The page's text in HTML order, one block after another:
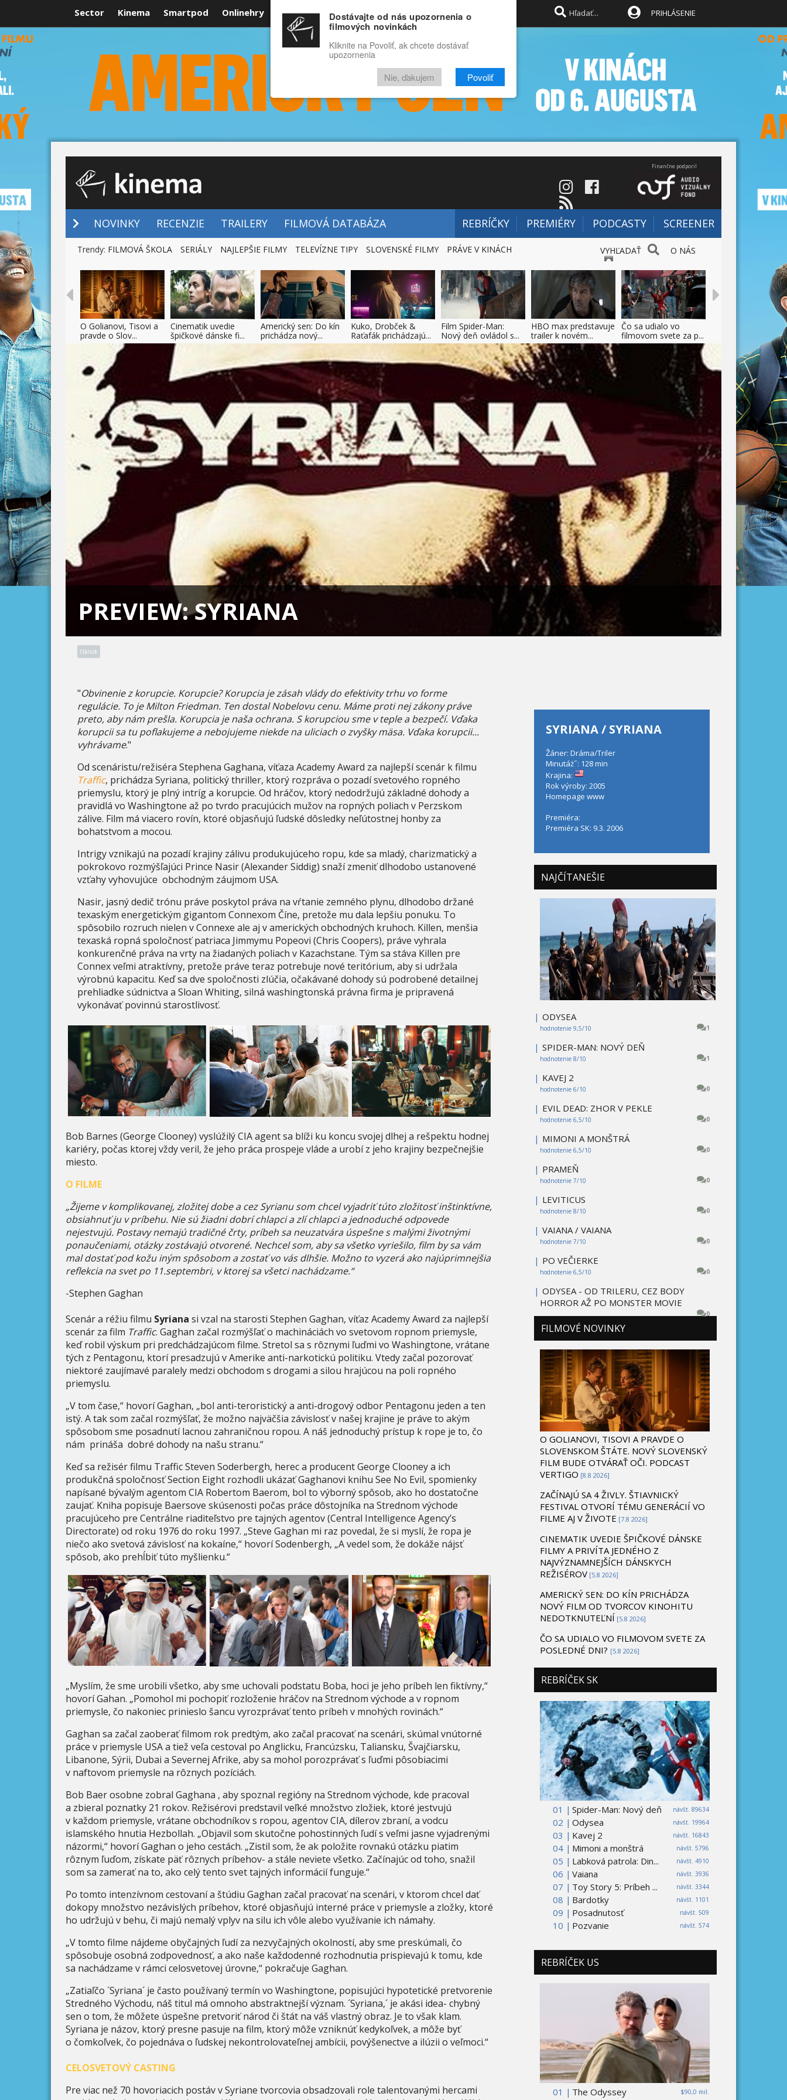
Sector Kinema Smartpod Onlinehry Rozprávky Funny Docu
RECENZIE VIDEÁ FILMY
PRIHLÁSENIE
Finančne podporil
NOVINKY RECENZIE TRAILERY FILMOVÁ DATABÁZA REBRÍČKY PREMIÉRY PODCASTY SCREENER
VYHĽADAŤ O NÁS
Trendy: FILMOVÁ ŠKOLA SERIÁLY NAJLEPŠIE FILMY TELEVÍZNE TIPY SLOVENSKÉ FILMY PRÁVE V KINÁCH
O Golianovi, Tisovi a
pravde o Slov...
Cinematik uvedie
špičkové dánske fi...
Americký sen: Do kín
prichádza nový...
Kuko, Drobček &
Raťafák prichádzajú...
Film Spider-Man:
Nový deň ovládol s...
HBO max predstavuje
trailer k novém...
Čo sa udialo vo
filmovom svete za p...
PREVIEW: SYRIANA
článok
"Obvinenie z korupcie. Korupcie? Korupcia je zásah vlády do efektivity trhu vo forme
regulácie. To je Milton Friedman. Ten dostal Nobelovu cenu. Máme proti nej zákony práve
preto, aby nám prešla. Korupcia je naša ochrana. S korupciou sme v teple a bezpečí. Vďaka
korupcii sa tu poflakujeme a nebojujeme niekde na uliciach o zvyšky mäsa. Vďaka korupcii...
vyhrávame."
Od scenáristu/režiséra Stephena Gaghana, víťaza Academy Award za najlepší scenár k filmu
Traffic, prichádza Syriana, politický thriller, ktorý rozpráva o pozadí svetového ropného
priemyslu, ktorý je plný intríg a korupcie. Od hráčov, ktorý nedodržujú základné dohody a
pravidlá vo Washingtone až po tvrdo pracujúcich mužov na ropných poliach v Perzskom
zálive. Film má viacero rovín, ktoré objasňujú ľudské dôsledky neľútostnej honby za
bohatstvom a mocou.
Intrigy vznikajú na pozadí krajiny zálivu produkujúceho ropu, kde sa mladý, charizmatický a
pokrokovo rozmýšľajúci Prince Nasir (Alexander Siddig) snaží zmeniť dlhodobo ustanovené
vzťahy vyhovujúce obchodným záujmom USA.
Nasir, jasný dedič trónu práve poskytol práva na vŕtanie zemného plynu, dlhodobo držané
texaským energetickým gigantom Connexom Číne, pretože mu dala lepšiu ponuku. To
spôsobilo rozruch nielen v Connexe ale aj v amerických obchodných kruhoch. Killen, menšia
texaská ropná spoločnosť patriaca Jimmymu Popeovi (Chris Coopers), práve vyhrala
konkurenčné práva na vrty na žiadaných poliach v Kazachstane. Tým sa stáva Killen pre
Connex veľmi atraktívny, pretože práve teraz potrebuje nové teritórium, aby si udržala
výrobnú kapacitu. Keď sa dve spoločnosti zlúčia, očakávané dohody sú podrobené detailnej
prehliadke súdnictva a Sloan Whiting, silná washingtonská právna firma je pripravená
vykonávať povinnú starostlivosť.
Bob Barnes (George Clooney) vyslúžilý CIA agent sa blíži ku koncu svojej dlhej a rešpektu hodnej
kariéry, počas ktorej vždy veril, že jeho práca prospeje vláde a urobí z jeho krajiny bezpečnejšie
miesto.
O FILME
„Žijeme v komplikovanej, zložitej dobe a cez Syrianu som chcel vyjadriť túto zložitosť inštinktívne,
obsiahnuť ju v príbehu. Nie sú žiadni dobrí chlapci a zlí chlapci a jednoduché odpovede
nejestvujú. Postavy nemajú tradičné črty, príbeh sa neuzatvára úspešne s malými životnými
ponaučeniami, otázky zostávajú otvorené. Nechcel som, aby sa všetko vyriešilo, film by sa vám
mal dostať pod kožu iným spôsobom a zostať vo vás dlhšie. Možno to vyzerá ako najúprimnejšia
reflekcia na svet po 11.septembri, v ktorej sa všetci nachádzame.“
-Stephen Gaghan
Scenár a réžiu filmu Syriana si vzal na starosti Stephen Gaghan, víťaz Academy Award za najlepší
scenár za film Traffic. Gaghan začal rozmýšľať o machináciách vo svetovom ropnom priemysle,
keď robil výskum pri predchádzajúcom filme. Stretol sa s rôznymi ľuďmi vo Washingtone, vrátane
tých z Pentagonu, ktorí presadzujú v Amerike anti-narkotickú politiku. Vtedy začal pozorovať
niektoré zaujímavé paralely medzi obchodom s drogami a silou hrajúcou na poli ropného
priemyslu.
„V tom čase,“ hovorí Gaghan, „bol anti-teroristický a anti-drogový odbor Pentagonu jeden a ten
istý. A tak som začal rozmýšľať, že možno najväčšia závislosť v našej krajine je práve to akým
spôsobom sme posadnutí lacnou zahraničnou ropou. A náš jednoduchý prístup k rope je to, čo
nám prináša dobré dohody na našu stranu.“
Keď sa režisér filmu Traffic Steven Soderbergh, herec a producent George Clooney a ich
produkčná spoločnosť Section Eight rozhodli ukázať Gaghanovi knihu See No Evil, spomienky
napísané bývalým agentom CIA Robertom Baerom, bol to výborný spôsob, ako ho dostatočne
zaujať. Kniha popisuje Baersove skúsenosti počas práce dôstojníka na Strednom východe
pracujúceho pre Centrálne riaditeľstvo pre tajných agentov (Central Intelligence Agency’s
Directorate) od roku 1976 do roku 1997. „Steve Gaghan mi raz povedal, že si myslí, že ropa je
niečo ako svetová závislosť na kokaíne,“ hovorí Sodenbergh, „A vedel som, že dokáže nájsť
spôsob, ako prehĺbiť túto myšlienku.“
„Myslím, že sme urobili všetko, aby sme uchovali podstatu Boba, hoci je jeho príbeh len fiktívny,“
hovorí Gahan. „Pomohol mi pochopiť rozloženie hráčov na Strednom východe a v ropnom
priemysle, čo nakoniec prinieslo šancu vyrozprávať tento príbeh v mnohých rovinách.“
Gaghan sa začal zaoberať filmom rok predtým, ako začal pracovať na scenári, skúmal vnútorné
práce v priemysle USA a tiež veľa cestoval po Anglicku, Francúzsku, Taliansku, Švajčiarsku,
Libanone, Sýrii, Dubai a Severnej Afrike, aby sa mohol porozprávať s ľuďmi pôsobiacimi
v naftovom priemysle na rôznych pozíciách.
Bob Baer osobne zobral Gaghana , aby spoznal regióny na Strednom východe, kde pracoval
a zbieral poznatky 21 rokov. Režisérovi predstavil veľké množstvo zložiek, ktoré jestvujú
v každom priemysle, vrátane obchodníkov s ropou, agentov CIA, dílerov zbraní, a vodcu
islamského hnutia Hezbollah. „Objavil som skutočne pohostinných ľudí s veľmi jasne vyjadrenými
názormi,“ hovorí Gaghan o jeho cestách. „Zistil som, že ak položite rovnakú otázku piatim
rôznym ľuďom, získate päť rôznych príbehov- a stále neviete všetko. Začínajúc od toho, snažil
som sa zamerať na to, ako celý tento svet tajných informácií funguje.“
Po tomto intenzívnom cestovaní a štúdiu Gaghan začal pracovať na scenári, v ktorom chcel dať
dokopy množstvo nezávislých príbehov, ktoré objasňujú interné práce v priemysle a zložky, ktoré
ho udržujú v behu, či majú nemalý vplyv na silu ich vôle alebo využívanie ich námahy.
„V tomto filme nájdeme obyčajných ľudí za nezvyčajných okolností, aby sme preskúmali, čo
spôsobuje osobná zodpovednosť, a ako naše každodenné rozhodnutia prispievajú k tomu, kde
sa nachádzame v rámci celosvetovej úrovne,“ pokračuje Gaghan.
„Zatiaľčo ´Syriana´ je často používaný termín vo Washingtone, popisujúci hypotetické pretvorenie
Stredného Východu, náš titul má omnoho abstraktnejší význam. ´Syriana,´ je akási idea- chybný
sen o tom, že môžete úspešne pretvoriť národ či štát na váš vlastný obraz. Je to však klam.
Syriana je názov, ktorý presne pasuje na film, ktorý môže vzniknúť kedykoľvek, a môže byť
o čomkoľvek, čo pojednáva o ľudskej nekontrolovateľnej ambícii, povýšenectve a ilúzii o veľmoci.“
CELOSVETOVÝ CASTING
Pre viac než 70 hovoriacich postáv v Syriane tvorcovia obsadzovali role talentovanými hercami
SYRIANA / SYRIANA
Žáner: Dráma/Triler
Minutáż˝: 128 min
Krajina:
Rok výroby: 2005
Homepage www
Premiéra:
Premiéra SK: 9.3. 2006
NAJČÍTANEŠIE
| ODYSEA
1
hodnotenie 9,5/10
| SPIDER-MAN: NOVÝ DEŇ
1
hodnotenie 8/10
| KAVEJ 2
0
hodnotenie 6/10
| EVIL DEAD: ZHOR V PEKLE
0
hodnotenie 6,5/10
| MIMONI A MONŠTRÁ
0
hodnotenie 6,5/10
| PRAMEŇ
0
hodnotenie 7/10
| LEVITICUS
0
hodnotenie 8/10
| VAIANA / VAIANA
0
hodnotenie 7/10
| PO VEČIERKE
0
hodnotenie 6,5/10
| ODYSEA - OD TRILERU, CEZ BODY
HORROR AŽ PO MONSTER MOVIE
0
FILMOVÉ NOVINKY
O GOLIANOVI, TISOVI A PRAVDE O
SLOVENSKOM ŠTÁTE. NOVÝ SLOVENSKÝ
FILM BUDE OTVÁRAŤ OČI. PODCAST
VERTIGO [8.8 2026]
ZAČÍNAJÚ SA 4 ŽIVLY. ŠTIAVNICKÝ
FESTIVAL OTVORÍ TÉMU GENERÁCIÍ VO
FILME AJ V ŽIVOTE [7.8 2026]
CINEMATIK UVEDIE ŠPIČKOVÉ DÁNSKE
FILMY A PRIVÍTA JEDNÉHO Z
NAJVÝZNAMNEJŠÍCH DÁNSKYCH
REŽISÉROV [5.8 2026]
AMERICKÝ SEN: DO KÍN PRICHÁDZA
NOVÝ FILM OD TVORCOV KINOHITU
NEDOTKNUTEĽNÍ [5.8 2026]
ČO SA UDIALO VO FILMOVOM SVETE ZA
POSLEDNÉ DNI? [5.8 2026]
REBRÍČEK SK
01 | návšt. 89634
Spider-Man: Nový deň
02 |
návšt. 19964
Odysea
03 |
návšt. 16843
Kavej 2
04 |
návšt. 5796
Mimoni a monštrá
05 |
návšt. 4910
Labková patrola: Din...
06 |
návšt. 3936
Vaiana
07 |
návšt. 3344
Toy Story 5: Príbeh ...
08 |
návšt. 1101
Bardotky
09 |
návšt. 509
Posadnutosť
10 |
návšt. 574
Pozvanie
REBRÍČEK US
01 | $90,0 mil.
The Odyssey
Dostávajte od nás upozornenia o
filmových novinkách
Kliknite na Povoliť, ak chcete dostávať
upozornenia
Nie, ďakujem Povoliť